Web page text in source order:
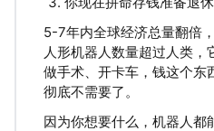
5-7年内全球经济总量翻倍，
人形机器人数量超过人类，
做手术、开卡车，钱这个东
彻底不需要了。
因为你想要什么，机器人都